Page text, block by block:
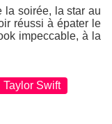
la soirée, la star au
réussi à épater le
impeccable, à la
Taylor Swift